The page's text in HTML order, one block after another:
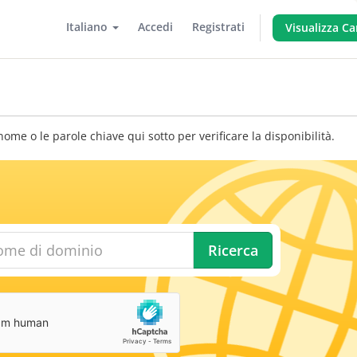
Italiano Accedi Registrati Visualizza
o le parole chiave qui sotto per verificare la disponibilità.
Ricerca